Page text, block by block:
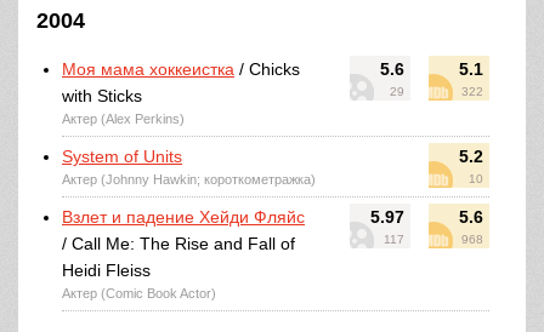
2004
5.6
29
5.1
322
Моя мама хоккеистка / Chicks
with Sticks
Актер (Alex Perkins)
5.2
10
System of Units
Актер (Johnny Hawkin; короткометражка)
5.97
117
5.6
968
Взлет и падение Хейди Фляйс
/ Call Me: The Rise and Fall of
Heidi Fleiss
Актер (Comic Book Actor)